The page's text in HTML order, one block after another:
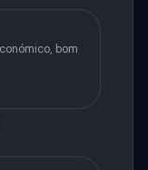
bom